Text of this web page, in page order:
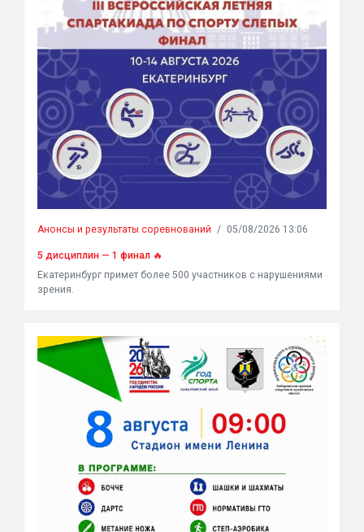
Анонсы и результаты соревнований / 05/08/2026 13:06
5 дисциплин — 1 финал 🔥
Екатеринбург примет более 500 участников с нарушениями
зрения.